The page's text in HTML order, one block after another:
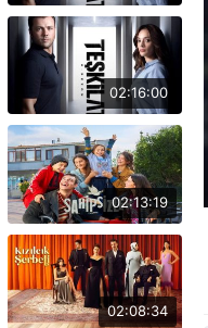
02:16:00
02:13:19
02:08:34